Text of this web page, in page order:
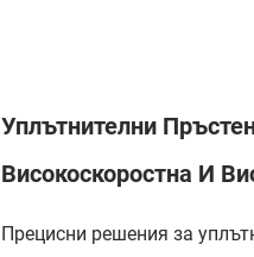
Уплътнителни
Високоскоростна И
Прецисни решения за